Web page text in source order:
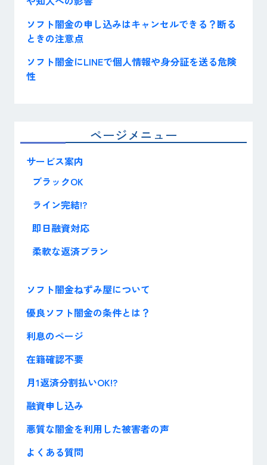
ソフト闇金の申し込みはキャンセルできる？断る
ときの注意点
ソフト闇金にLINEで個人情報や身分証を送る危険
性
ページメニュー
サービス案内
ブラックOK
ライン完結!?
即日融資対応
柔軟な返済プラン
ソフト闇金ねずみ屋について
優良ソフト闇金の条件とは？
利息のページ
在籍確認不要
月1返済分割払いOK!?
融資申し込み
悪質な闇金を利用した被害者の声
よくある質問